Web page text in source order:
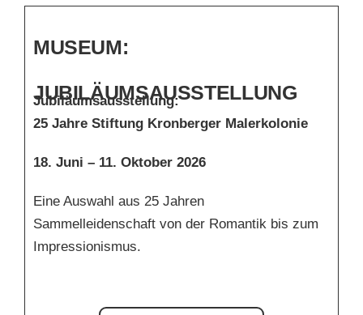
MUSEUM:
JUBILÄUMSAUSSTELLUNG
Jubiläumsausstellung:
25 Jahre Stiftung Kronberger Malerkolonie
18. Juni – 11. Oktober 2026
Eine Auswahl aus 25 Jahren
Sammelleidenschaft von der Romantik bis zum
Impressionismus.